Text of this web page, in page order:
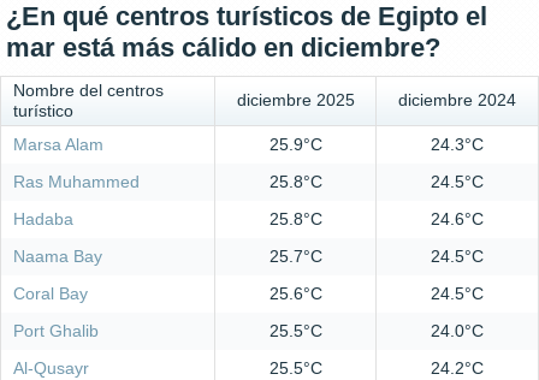
¿En qué centros turísticos de Egipto el
mar está más cálido en diciembre?
Nombre del centros
turístico
diciembre 2025 diciembre 2024
Marsa Alam 25.9°C
24.3°C
Ras Muhammed
25.8°C
24.5°C
Hadaba
25.8°C
24.6°C
Naama Bay
25.7°C
24.5°C
Coral Bay
25.6°C
24.5°C
Port Ghalib
25.5°C
24.0°C
Al-Qusayr
25.5°C
24.2°C